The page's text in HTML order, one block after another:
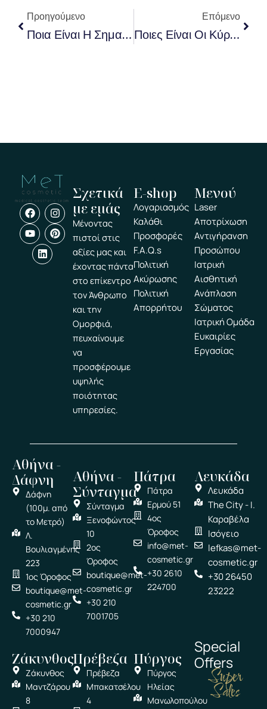
PrevΠροηγούμενο
Ποια Είναι Η Σημασία Της Αντιγήρανσης Στην Καθημερινή Ζωή;
Επόμενο
Ποιες Είναι Οι Κύριες Μέθοδοι Αντιγήρανσης;
F
a
c
e
b
o
I
n
s
t
a
Y
o
u
t
u
b
P
i
n
t
e
L
n
k
e
d
i
Σχετικά
με εμάς
Μένοντας
πιστοί στις
αξίες μας και
έχοντας πάντα
στο επίκεντρο
τον Άνθρωπο
και την
Ομορφιά,
πευχαίνουμε
να
προσφέρουμε
υψηλής
ποιότητας
υπηρεσίες.
E-shop
Λογαριασμός
Καλάθι
Προσφορές
F.A.Q.s
Πολιτική
Ακύρωσης
Πολιτική
Απορρήτου
Μενού
Laser
Αποτρίχωση
Αντιγήρανση
Προσώπου
Ιατρική
Αισθητική
Ανάπλαση
Σώματος
Ιατρική Ομάδα
Ευκαιρίες
Εργασίας
Αθήνα -
Δάφνη
Δάφνη
(100μ. από
το Μετρό)
Λ.
Βουλιαγμένης
223
1ος Όροφος
boutique@met-
cosmetic.gr
+30 210
7000947
Λευκάδα
Λευκάδα
The City - Ι.
Καραβέλα
Ισόγειο
lefkas@met-
cosmetic.gr
+30 26450
23222
Αθήνα -
Σύνταγμα
Σύνταγμα
Ξενοφώντος
10
2ος
Όροφος
boutique@met-
cosmetic.gr
+30 210
7001705
Πάτρα
Πάτρα
Ερμού 51
4ος
Όροφος
info@met-
cosmetic.gr
+30 2610
224700
Ζάκυνθος
Ζάκυνθος
Μαντζάρου
8
Πρέβεζα
Πρέβεζα
Μπακατσέλου
4
Πύργος
Πύργος
Ηλείας
Μανωλοπούλου
Special
Offers
Super
Sales